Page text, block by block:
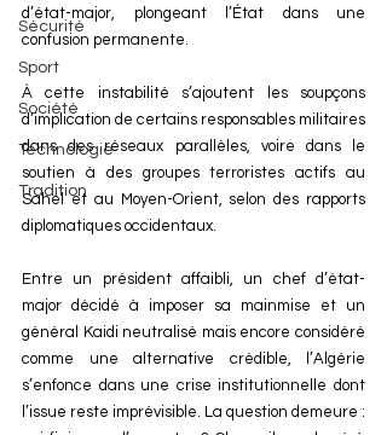
Sécurité
Sport
Société
Technologie
Tradition
d’état-major, plongeant l’État dans une
confusion permanente.
À cette instabilité s’ajoutent les soupçons
d’implication de certains responsables militaires
dans des réseaux parallèles, voire dans le
soutien à des groupes terroristes actifs au
Sahel et au Moyen-Orient, selon des rapports
diplomatiques occidentaux.
Entre un président affaibli, un chef d’état-
major décidé à imposer sa mainmise et un
général Kaidi neutralisé mais encore considéré
comme une alternative crédible, l’Algérie
s’enfonce dans une crise institutionnelle dont
l’issue reste imprévisible. La question demeure :